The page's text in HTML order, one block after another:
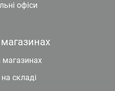
офіси
магазинах
складі